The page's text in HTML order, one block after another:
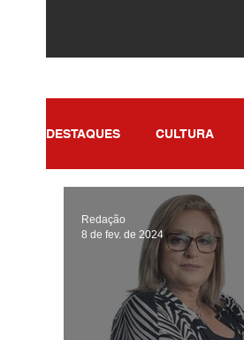
DESTAQUES CULTURA
SAÚDE
Redação
8 de fev. de 2024